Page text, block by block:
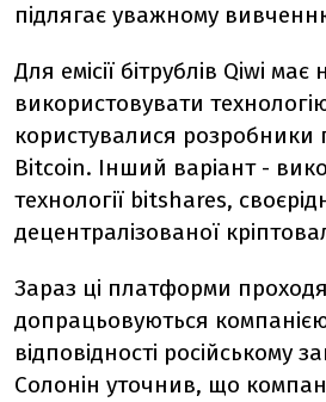
підлягає уважному
Для емісії бітрублів Qiwi має
використовувати
користувалися розробники
Bitcoin. Інший варіант -
технології bitshares,
децентралізованої
Зараз ці платформи
допрацьовуються
відповідності російському
Солонін уточнив, що